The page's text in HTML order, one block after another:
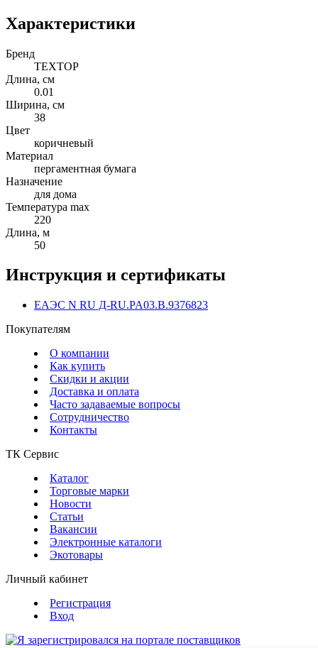
Характеристики
Бренд
TEXTOP
Длина, см
0.01
Ширина, см
38
Цвет
коричневый
Материал
пергаментная бумага
Назначение
для дома
Температура max
220
Длина, м
50
Инструкция и сертификаты
ЕАЭС N RU Д-RU.PA03.B.9376823
Покупателям
О компании
Как купить
Скидки и акции
Доставка и оплата
Часто задаваемые вопросы
Сотрудничество
Контакты
ТК Сервис
Каталог
Торговые марки
Новости
Статьи
Вакансии
Электронные каталоги
Экотовары
Личный кабинет
Регистрация
Вход